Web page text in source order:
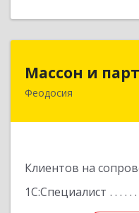
Массон и
Феодосия
Клиентов на
1С:Специалист
298112, Крым